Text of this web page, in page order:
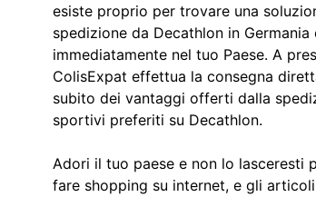
esiste proprio per trovare una
spedizione da Decathlon in
immediatamente nel tuo Paese. A
ColisExpat effettua la consegna
subito dei vantaggi offerti dalla
sportivi preferiti su Decathlon.
Adori il tuo paese e non lo lasceresti
fare shopping su internet, e gli